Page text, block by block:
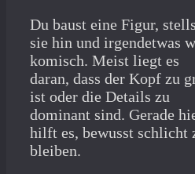
Du baust eine Figur,
sie hin und irgendetwas
komisch. Meist liegt es
daran, dass der Kopf zu
ist oder die Details zu
dominant sind. Gerade
hilft es, bewusst schlicht
bleiben.